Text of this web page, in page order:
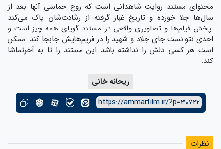
محتوای مستند روایت شاهدانی است که روح حماسی آنها بعد از
سال‌ها جلا خورده و تاریخ غبار گرفته از رشادت‌شان پاک می‌کند
.پخش فیلم‌ها و تصاویری واقعی در مستند گویای همه چیز است و
احدی نتوانست جای جلاد و شهید را در فریم‌هایش جابجا کند. ممکن
است هر کسی دلش را نداشته باشد این مستند را تا به آخرتماشا
کند.
ریحانه خانی
https://ammarfilm.ir/?p=30722
نظرات